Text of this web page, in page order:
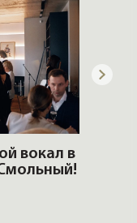
вокал в